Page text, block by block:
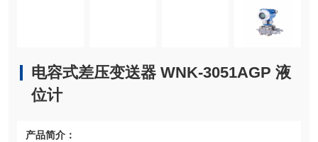
电容式差压变送器 WNK-3051AGP 液
位计
产品简介：